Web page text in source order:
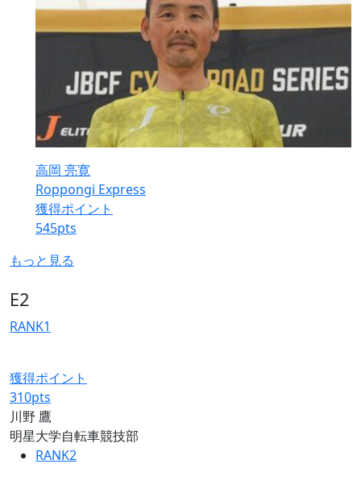
高岡 亮寛
Roppongi Express
獲得ポイント
545pts
もっと見る
E2
RANK1
獲得ポイント
310pts
川野 鷹
明星大学自転車競技部
RANK2